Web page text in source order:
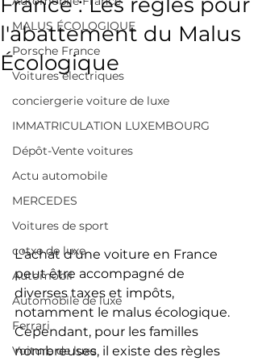
MALUS ÉCOLOGIQUE
Porsche France
Voitures électriques
conciergerie voiture de luxe
IMMATRICULATION LUXEMBOURG
Dépôt-Vente voitures
Actu automobile
MERCEDES
Voitures de sport
cotxe de luxe
Automòbil
Automobile de luxe
Ferrari
Voiture de luxe
l'abattement du Malus
Écologique
L'achat d'une voiture en France
peut être accompagné de
diverses taxes et impôts,
notamment le malus écologique.
Cependant, pour les familles
nombreuses, il existe des règles